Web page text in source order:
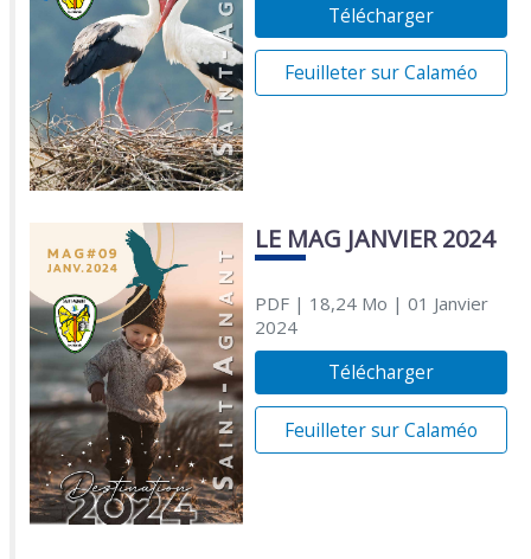
Télécharger
Feuilleter sur Calaméo
LE MAG JANVIER 2024
PDF| 18,24 Mo | 01 Janvier
2024
Télécharger
Feuilleter sur Calaméo